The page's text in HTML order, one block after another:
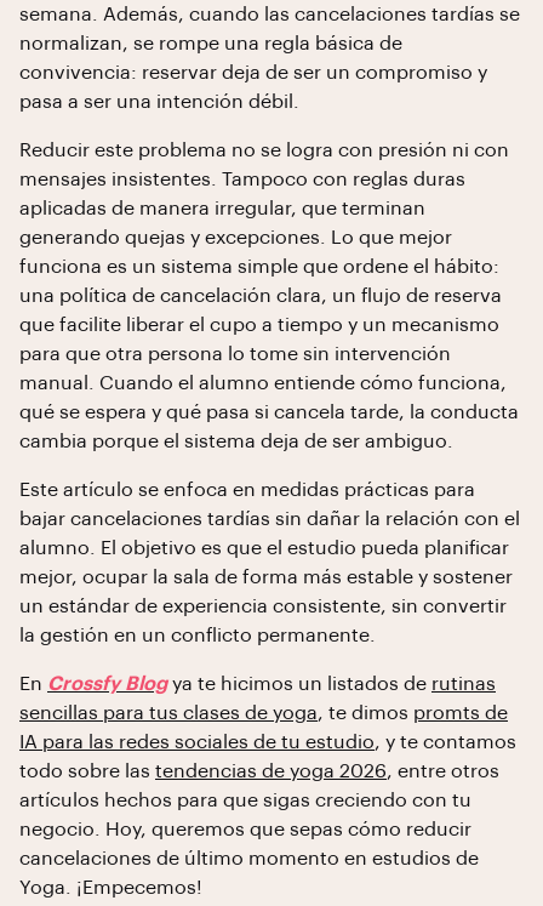
semana. Además, cuando las cancelaciones tardías se
normalizan, se rompe una regla básica de
convivencia: reservar deja de ser un compromiso y
pasa a ser una intención débil.
Reducir este problema no se logra con presión ni con
mensajes insistentes. Tampoco con reglas duras
aplicadas de manera irregular, que terminan
generando quejas y excepciones. Lo que mejor
funciona es un sistema simple que ordene el hábito:
una política de cancelación clara, un flujo de reserva
que facilite liberar el cupo a tiempo y un mecanismo
para que otra persona lo tome sin intervención
manual. Cuando el alumno entiende cómo funciona,
qué se espera y qué pasa si cancela tarde, la conducta
cambia porque el sistema deja de ser ambiguo.
Este artículo se enfoca en medidas prácticas para
bajar cancelaciones tardías sin dañar la relación con el
alumno. El objetivo es que el estudio pueda planificar
mejor, ocupar la sala de forma más estable y sostener
un estándar de experiencia consistente, sin convertir
la gestión en un conflicto permanente.
En Crossfy Blogya te hicimos un listados de rutinas
sencillas para tus clases de yoga, te dimos promts de
IA para las redes sociales de tu estudio, y te contamos
todo sobre las tendencias de yoga 2026, entre otros
artículos hechos para que sigas creciendo con tu
negocio. Hoy, queremos que sepas cómo reducir
cancelaciones de último momento en estudios de
Yoga. ¡Empecemos!